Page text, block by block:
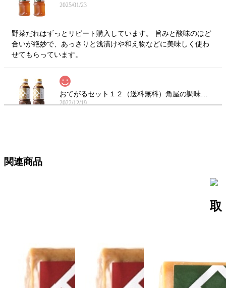
2025/01/23
野菜だれはずっとリピート購入しています。 旨みと酸味のほど
合いが絶妙で、あっさりと浅漬けや和え物などに美味しく使わ
せてもらっています。
おてがるセット１２（送料無料）角屋の調味料（ごま醤油360g ×2本)
2022/12/19
おてがるセット３（送料無料）角屋の調味料（丸大豆醤油300ml＋野菜だれ300ml）
関連商品
取